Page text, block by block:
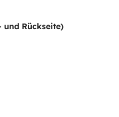
und Rückseite)